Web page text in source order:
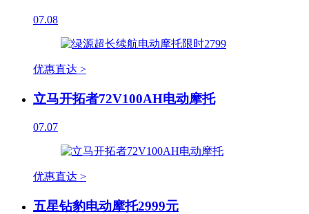
07.08
优惠直达 >
立马开拓者72V100AH电动摩托
07.07
优惠直达 >
五星钻豹电动摩托2999元